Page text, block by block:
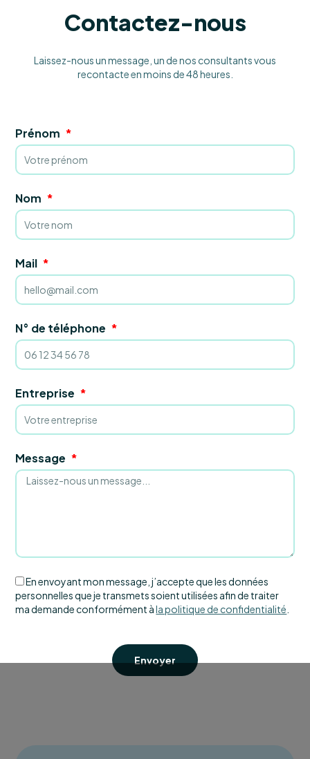
Contactez-nous
Laissez-nous un message, un de nos consultants vous
recontacte en moins de 48 heures.
Prénom
Nom
Mail
N° de téléphone
Entreprise
Message
En envoyant mon message, j’accepte que les données
personnelles que je transmets soient utilisées afin de traiter
ma demande conformément àla politique de confidentialité
Envoyer